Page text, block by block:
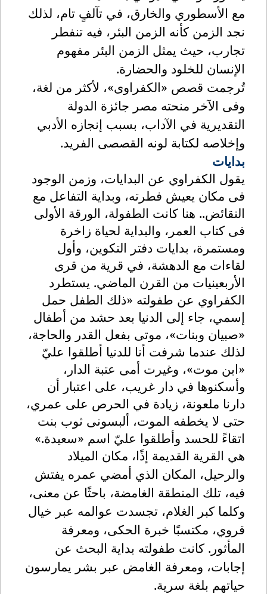
مع الأسطوري والخارق، في تآلفٍ تام، لذلك
نجد الزمن كأنه الزمن البئر، فيه تنفطر
تجارب، حيث يمثل الزمن البئر مفهوم
الإنسان للخلود والحضارة.
تُرجمت قصص «الكفراوى»، لأكثر من لغة،
وفى الآخر منحته مصر جائزة الدولة
التقديرية في الآداب، بسبب إنجازه الأدبي
وإخلاصه لكتابة لونه القصصى الفريد.
بدايات
يقول الكفراوي عن البدايات، وزمن الوجود
فى مكان يعيش فطرته، وبداية التفاعل مع
النقائض.. هنا كانت الطفولة، الورقة الأولى
فى كتاب العمر، والبداية لحياة زاخرة
ومستمرة، بدايات دفتر التكوين، وأول
لقاءات مع الدهشة، في قرية من قرى
الأربعينيات من القرن الماضي. يستطرد
الكفراوي عن طفولته «ذلك الطفل حمل
إسمي، جاء إلى الدنيا بعد حشد من أطفال
«صبيان وبنات»، موتى بفعل القدر والحاجة،
لذلك عندما شرفت أنا للدنيا أطلقوا عليّ
«ابن موت»، وغيرت أمى عتبة الدار،
وأسكنوها في دار غريب، على اعتبار أن
دارنا ملعونة، زيادة في الحرص على عمري،
حتى لا يخطفه الموت، ألبسونى ثوب بنت
اتقاءً للحسد وأطلقوا عليّ اسم «سعيدة«.
هي القرية القديمة إذًا، مكان الميلاد
والرحيل، المكان الذي أمضي عمره يفتش
فيه، تلك المنطقة الغامضة، باحثًا عن معنى،
وكلما كبر الغلام، تجسدت عوالمه عبر خيال
قروي، مكتسبًا خبرة الحكى، ومعرفة
المأثور . كانت طفولته بداية البحث عن
إجابات، ومعرفة الغامض عبر بشر يمارسون
حياتهم بلغة سرية.